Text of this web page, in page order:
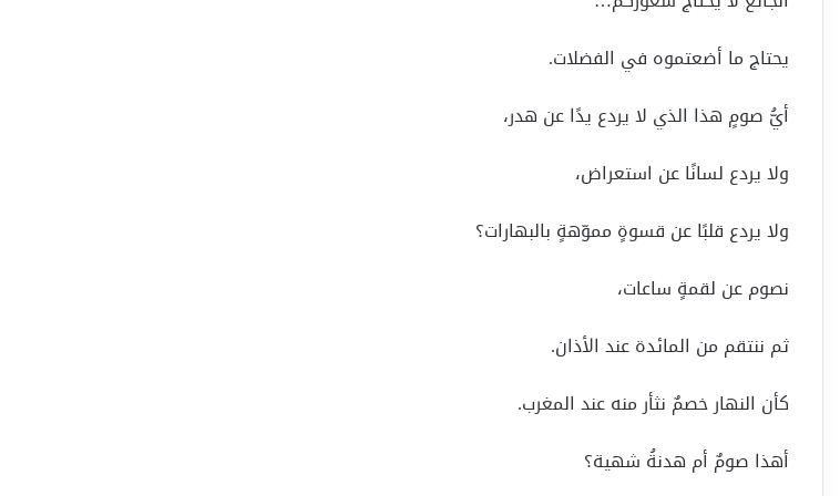
يحتاج ما أضعتموه في الفضلات.
أيُّ صومٍ هذا الذي لا يردع يدًا عن هدر،
ولا يردع لسانًا عن استعراض،
ولا يردع قلبًا عن قسوةٍ مموّهةٍ بالبهارات؟
نصوم عن لقمةٍ ساعات،
ثم ننتقم من المائدة عند الأذان.
كأن النهار خصمٌ نثأر منه عند المغرب.
أهذا صومٌ أم هدنةُ شهية؟